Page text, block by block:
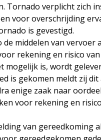
Tornado verplicht zich
voor overschrijding
is gevestigd.
middelen van
rekening en risico
is, wordt
is gekomen meldt zij
enige zaak naar
voor rekening en
van gereedkoming